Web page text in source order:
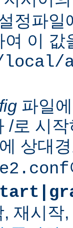
정파
이 값
파일
/로 시
에 상대
, 재시작